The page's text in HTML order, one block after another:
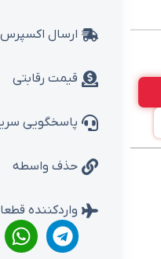
ارسال اکسپرس
قیمت رقابتی
پاسخگویی
حذف واسطه
واردکننده